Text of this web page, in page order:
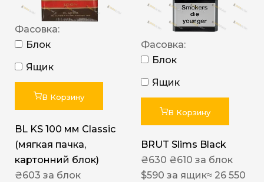
Фасовка:
Блок
Ящик
В Корзину
BL KS 100 мм Classic
(мягкая пачка,
картонний блок)
₴603 за блок
Фасовка:
Блок
Ящик
В Корзину
BRUT Slims Black
₴630 ₴610 за блок
$590 за ящик≈ 26 550